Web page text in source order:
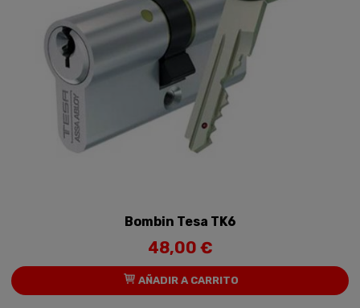
Bombin Tesa TK6
48,00 €
AÑADIR A CARRITO